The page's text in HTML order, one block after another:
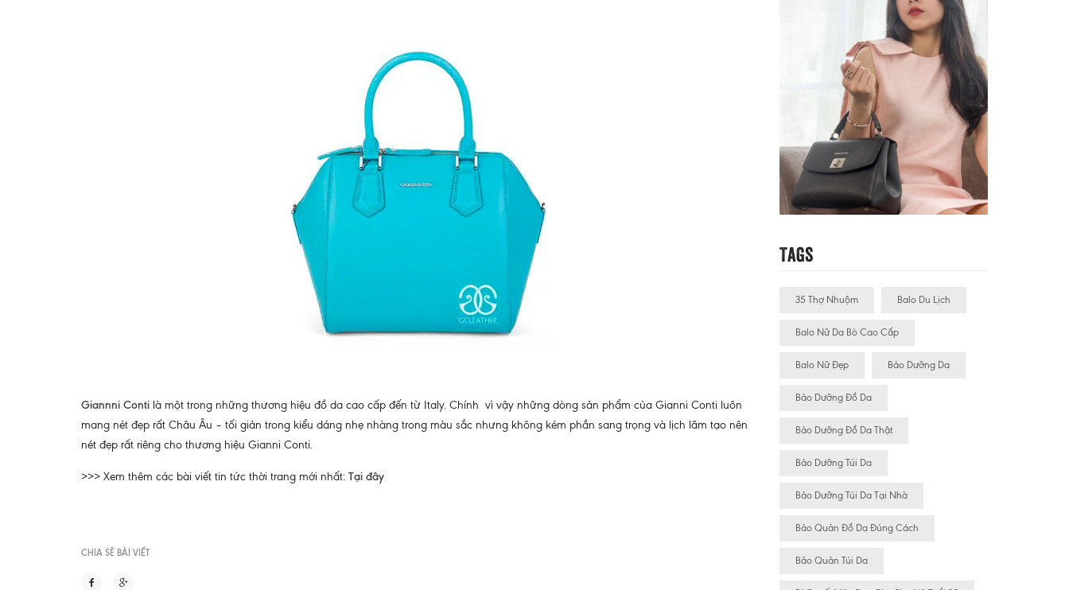
Giannni Conti là một trong những thương hiệu đồ da cao cấp đến từ Italy. Chính vì vậy những dòng sản phẩm của Gianni Conti luôn
mang nét đẹp rất Châu Âu – tối giản trong kiểu dáng nhẹ nhàng trong màu sắc nhưng không kém phần sang trọng và lịch lãm tạo nên
nét đẹp rất riêng cho thương hiệu Gianni Conti.
>>> Xem thêm các bài viết tin tức thời trang mới nhất: Tại đây
CHIA SẼ BÀI VIẾT
Tags
35 Thợ Nhuộm Balo Du Lịch
Balo Nữ Da Bò Cao Cấp
Balo Nữ Đẹp Bảo Dưỡng Da
Bảo Dưỡng Đồ Da
Bảo Dưỡng Đồ Da Thật
Bảo Dưỡng Túi Da
Bảo Dưỡng Túi Da Tại Nhà
Bảo Quản Đồ Da Đúng Cách
Bảo Quản Túi Da